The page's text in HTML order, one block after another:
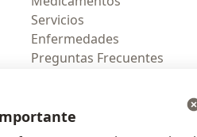
Servicios
Enfermedades
Preguntas Frecuentes